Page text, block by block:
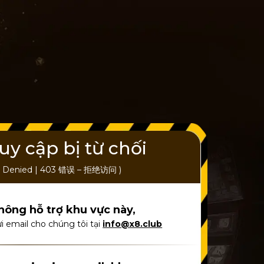
cập bị từ chối
| 403 错误 – 拒绝访问 )
hỗ trợ khu vực này,
email cho chúng tôi tại info@x8.club